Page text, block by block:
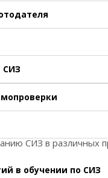
СИЗ
СИЗ в различных
в обучении по СИЗ